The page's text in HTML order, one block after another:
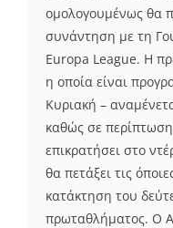
ομολογουμένως θα
συνάντηση με τη
Europa League. H
η οποία είναι
Κυριακή –
καθώς σε
επικρατήσει στο
θα πετάξει τις
κατάκτηση του
πρωταθλήματος. Ο